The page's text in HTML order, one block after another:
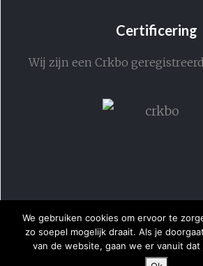
Certificering
Wij zijn een Crkbo
We gebruiken cookies om ervoor te
zo soepel mogelijk draait. Als je
van de website, gaan we er vanuit